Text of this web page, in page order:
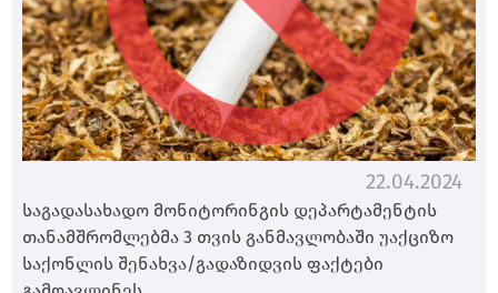
22.04.2024
საგადასახადო მონიტორინგის დეპარტამენტის
თანამშრომლებმა 3 თვის განმავლობაში უაქციზო
საქონლის შენახვა/გადაზიდვის ფაქტები